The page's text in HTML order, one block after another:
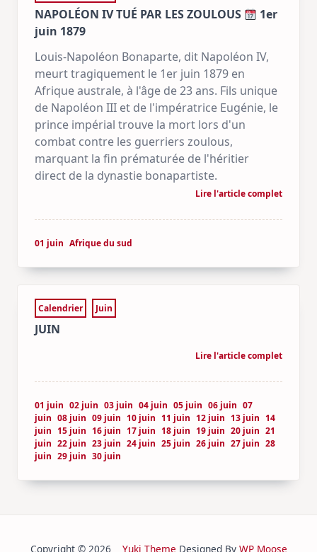
NAPOLÉON IV TUÉ PAR LES ZOULOUS
1er
juin 1879
Louis-Napoléon Bonaparte, dit Napoléon IV,
meurt tragiquement le 1er juin 1879 en
Afrique australe, à l'âge de 23 ans. Fils unique
de Napoléon III et de l'impératrice Eugénie, le
prince impérial trouve la mort lors d'un
combat contre les guerriers zoulous,
marquant la fin prématurée de l'héritier
direct de la dynastie bonapartiste.
Lire l'article complet
01 juin Afrique du sud
Calendrier Juin
JUIN
Lire l'article complet
01 juin 02 juin 03 juin 04 juin 05 juin 06 juin 07
juin 08 juin 09 juin 10 juin 11 juin 12 juin 13 juin 14
juin 15 juin 16 juin 17 juin 18 juin 19 juin 20 juin 21
juin 22 juin 23 juin 24 juin 25 juin 26 juin 27 juin 28
juin 29 juin 30 juin
Copyright © 2026 Yuki Theme Designed By WP Moose